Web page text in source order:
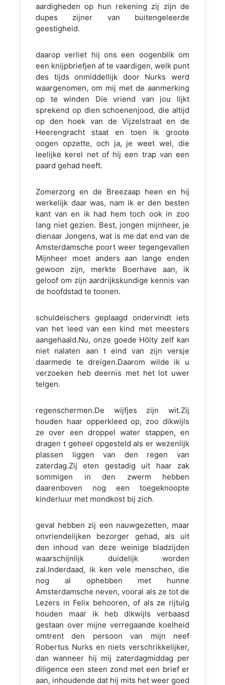
aardigheden op hun rekening zij zijn de
dupes zijner van buitengeleerde
geestigheid.
daarop verliet hij ons een oogenblik om
een knijpbriefjen af te vaardigen, welk punt
des tijds onmiddellijk door Nurks werd
waargenomen, om mij met de aanmerking
op te winden Die vriend van jou lijkt
sprekend op dien schoenenjood, die altijd
op den hoek van de Vijzelstraat en de
Heerengracht staat en toen ik groote
oogen opzette, och ja, je weet wel, die
leelijke kerel net of hij een trap van een
paard gehad heeft.
Zomerzorg en de Breezaap heen en hij
werkelijk daar was, nam ik er den besten
kant van en ik had hem toch ook in zoo
lang niet gezien. Best, jongen mijnheer, je
dienaar Jongens, wat is me dat end van de
Amsterdamsche poort weer tegengevallen
Mijnheer moet anders aan lange enden
gewoon zijn, merkte Boerhave aan, ik
geloof om zijn aardrijkskundige kennis van
de hoofdstad te toonen.
schuldeischers geplaagd ondervindt iets
van het leed van een kind met meesters
aangehaald.Nu, onze goede Hölty zelf kan
niet nalaten aan t eind van zijn versje
daarmede te dreigen.Daarom wilde ik u
verzoeken heb deernis met het lot uwer
telgen.
regenschermen.De wijfjes zijn wit.Zij
houden haar opperkleed op, zoo dikwijls
ze over een droppel water stappen, en
dragen t geheel opgesteld als er wezenlijk
plassen liggen van den regen van
zaterdag.Zij eten gestadig uit haar zak
sommigen in den zwerm hebben
daarenboven nog een toegeknoopte
kinderluur met mondkost bij zich.
geval hebben zij een nauwgezetten, maar
onvriendelijken bezorger gehad, als uit
den inhoud van deze weinige bladzijden
waarschijnlijk duidelijk worden
zal.Inderdaad, ik ken vele menschen, die
nog al ophebben met hunne
Amsterdamsche neven, vooral als ze tot de
Lezers in Felix behooren, of als ze rijtuig
houden maar ik heb dikwijls verbaasd
gestaan over mijne verregaande koelheid
omtrent den persoon van mijn neef
Robertus Nurks en niets verschrikkelijker,
dan wanneer hij mij zaterdagmiddag per
diligence een steen zond met een brief er
aan, inhoudende dat hij mits het weer goed